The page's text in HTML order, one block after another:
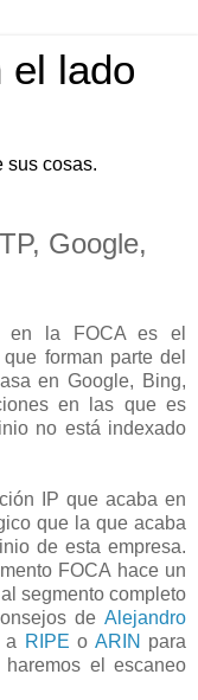
el lado
sus cosas.
Google,
en la FOCA es el
forman parte del
en Google, Bing,
en las que es
no está indexado
IP que acaba en
que la que acaba
de esta empresa.
FOCA hace un
segmento completo
de Alejandro
a RIPE o ARIN para
el escaneo